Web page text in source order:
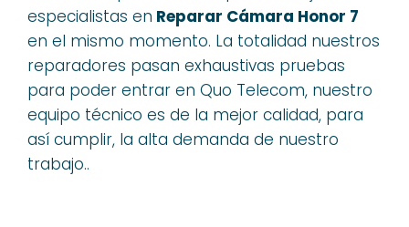
especialistas en Reparar Cámara Honor 7
en el mismo momento. La totalidad nuestros
reparadores pasan exhaustivas pruebas
para poder entrar en Quo Telecom, nuestro
equipo técnico es de la mejor calidad, para
así cumplir, la alta demanda de nuestro
trabajo..